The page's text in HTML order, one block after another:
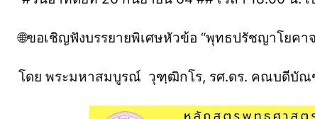
🌐ขอเชิญฟังบรรยายพิเศษหัวข้อ “พุทธปรัชญาโยคา
โดย พระมหาสมบูรณ์ วุฑฺฒิกโร, รศ.ดร. คณบดีบัณ